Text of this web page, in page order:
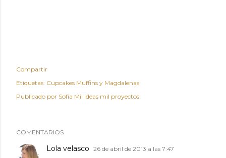
Compartir
Etiquetas: Cupcakes Muffins y Magdalenas
Publicado por Sofía Mil ideas mil proyectos
COMENTARIOS
Lola velasco 26 de abril de 2013 a las 7:47